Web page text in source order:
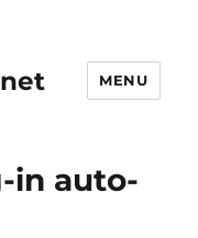
MENU
in auto-